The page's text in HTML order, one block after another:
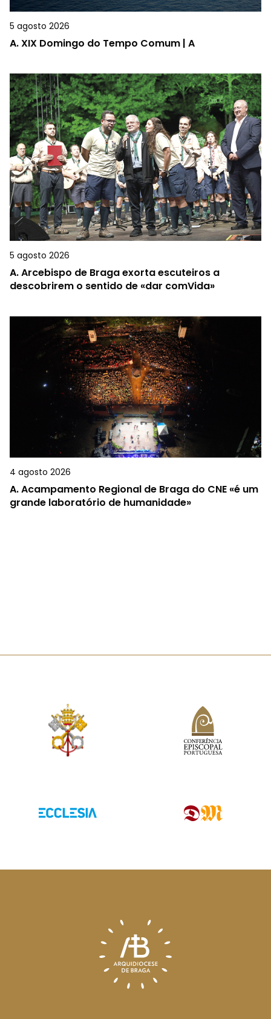
5 agosto 2026
A.XIX Domingo do Tempo Comum | A
5 agosto 2026
A.Arcebispo de Braga exorta escuteiros a
descobrirem o sentido de «dar comVida»
4 agosto 2026
A.Acampamento Regional de Braga do CNE «é um
grande laboratório de humanidade»